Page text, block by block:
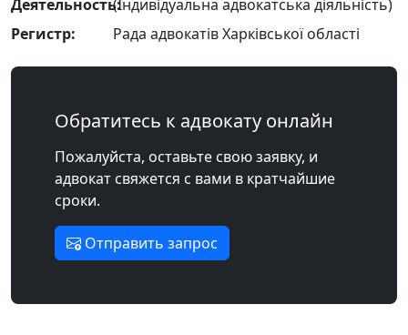
Деятельность:(Індивідуальна адвокатська діяльність)
Регистр:
Рада адвокатів Харківської області
Обратитесь к адвокату онлайн
Пожалуйста, оставьте свою заявку, и
адвокат свяжется с вами в кратчайшие
сроки.
Отправить запрос